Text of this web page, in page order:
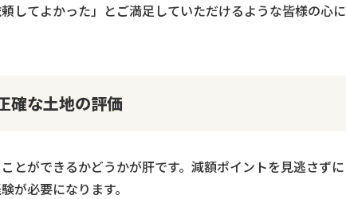
してよかった」とご満足していただけるような皆様の心に
確な土地の評価
とができるかどうかが肝です。減額ポイントを見逃さずに
が必要になります。